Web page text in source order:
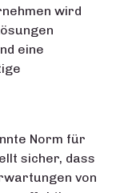
wird
eine
Norm für
sicher, dass
von